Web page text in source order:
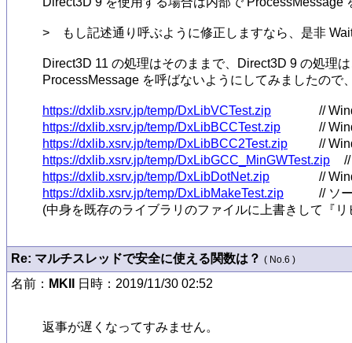
>　もし記述通り呼ぶように修正しますなら、是非
Direct3D 11 の処理はそのままで、Direct3D 9 の処理
ProcessMessage を呼ばないようにしてみましたので
https://dxlib.xsrv.jp/temp/DxLibVCTest.zip
https://dxlib.xsrv.jp/temp/DxLibBCCTest.zip
https://dxlib.xsrv.jp/temp/DxLibBCC2Test.zip
https://dxlib.xsrv.jp/temp/DxLibGCC_MinGWTest.zip
https://dxlib.xsrv.jp/temp/DxLibDotNet.zip
https://dxlib.xsrv.jp/temp/DxLibMakeTest.zip
// ソ
(中身を既存のライブラリのファイルに上書きして『
Re: マルチスレッドで安全に使える関数は？ ( No.6 )
名前： MKII 日時：2019/11/30 02:52
返事が遅くなってすみません。